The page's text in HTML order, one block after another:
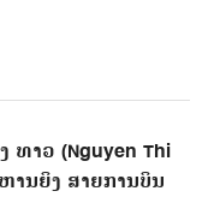
ທາວ (Nguyen Thi
ານຍິງ ສາຍການບິນ